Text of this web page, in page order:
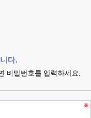
다.
비밀번호를 입력하세요.